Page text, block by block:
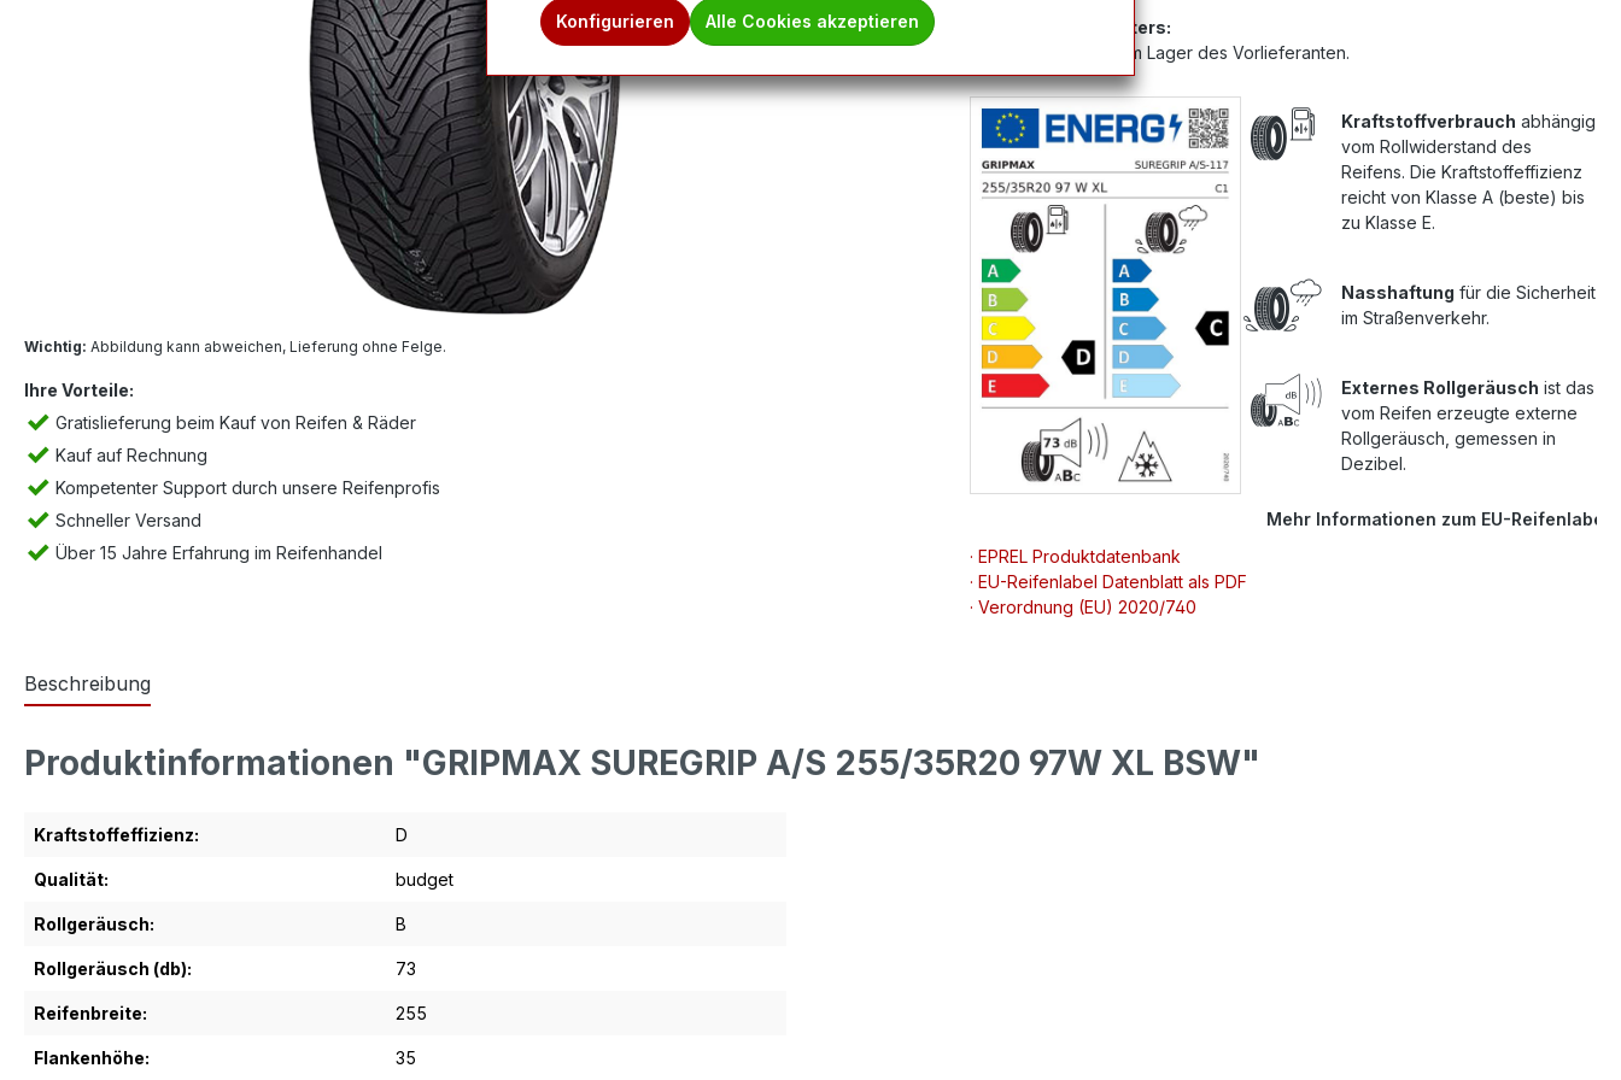
Wichtig: Abbildung kann abweichen, Lieferung ohne Felge.
Ihre Vorteile:
Gratislieferung beim Kauf von Reifen & Räder
Kauf auf Rechnung
Kompetenter Support durch unsere Reifenprofis
Schneller Versand
Über 15 Jahre Erfahrung im Reifenhandel
Hinweis des Anbieters:
Ware befindet sich im Lager des Vorlieferanten.
Kraftstoffverbrauch abhängig
vom Rollwiderstand des
Reifens. Die Kraftstoffeffizienz
reicht von Klasse A (beste) bis
zu Klasse E.
Nasshaftung für die Sicherheit
im Straßenverkehr.
Externes Rollgeräusch ist das
vom Reifen erzeugte externe
Rollgeräusch, gemessen in
Dezibel.
Mehr Informationen zum EU-Reifenlabel
· EPREL Produktdatenbank
· EU-Reifenlabel Datenblatt als PDF
· Verordnung (EU) 2020/740
Beschreibung
Produktinformationen "GRIPMAX SUREGRIP A/S 255/35R20 97W XL BSW"
Kraftstoffeffizienz: D
Qualität: budget
Rollgeräusch: B
Rollgeräusch (db): 73
Reifenbreite: 255
Flankenhöhe: 35
Konfigurieren Alle Cookies akzeptieren